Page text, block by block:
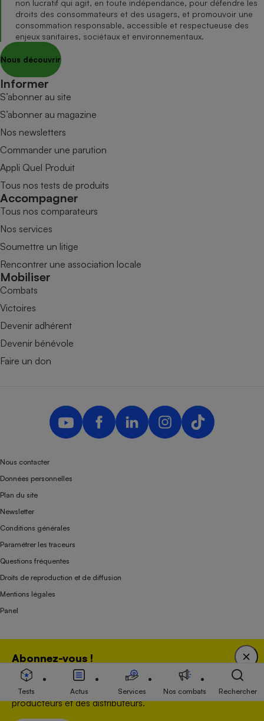
Abonnez-vous !
Bénéficiez d'une expertise unique tout en soutenant
une association 100 % indépendante de l'Etat, des
producteurs et des distributeurs.
non lucratif qui agit, en toute indépendance, pour défendre les
droits des consommateurs et des usagers, et promouvoir une
consommation responsable, accessible et respectueuse des
enjeux sanitaires, sociétaux et environnementaux.
Nous découvrir
Informer
S’abonner au site
S’abonner au magazine
Nos newsletters
Commander une parution
Appli Quel Produit
Tous nos tests de produits
Accompagner
Tous nos comparateurs
Nos services
Soumettre un litige
Rencontrer une association locale
Mobiliser
Combats
Victoires
Devenir adhérent
Devenir bénévole
Faire un don
Nous contacter
Données personnelles
Plan du site
Newsletter
Conditions générales
Paramétrer les traceurs
Questions fréquentes
Droits de reproduction et de diffusion
Mentions légales
Panel
Association indépendante de l’État, des syndicats, des producteurs et des
distributeurs depuis 1951.
Tests Actus Services Nos combats Rechercher